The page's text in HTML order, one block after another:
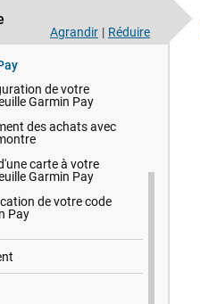
Agrandir | Réduire
widget
de votre
Garmin Pay
des achats avec
carte à votre
Garmin Pay
de votre code
Pay